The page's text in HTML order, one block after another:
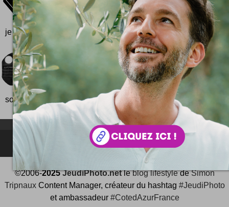
Nouveau projet en cours ... je vous raconte un
gentils lecteurs de Tribords ont remarqué avec
je ne bloguais pas beaucoup par...
Doorganizer
Ne pas oublier ... ne plus rien oublier ! Doorganizer
chouette invention qui permet de ne plus rien
sortir de chez soi...
NEWSLETTER FOR EVER !
©2006-2025 JeudiPhoto.netleblog lifestyledeSimon
TripnauxContent Manager, créateur du hashtag #JeudiPhoto
et ambassadeur #CotedAzurFrance